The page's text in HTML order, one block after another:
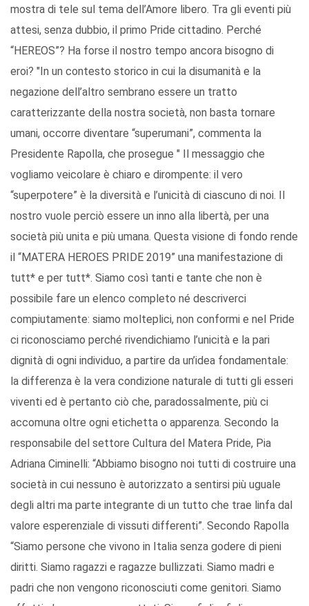
mostra di tele sul tema dell’Amore libero. Tra gli eventi più
attesi, senza dubbio, il primo Pride cittadino. Perché
“HEREOS”? Ha forse il nostro tempo ancora bisogno di
eroi? "In un contesto storico in cui la disumanità e la
negazione dell’altro sembrano essere un tratto
caratterizzante della nostra società, non basta tornare
umani, occorre diventare “superumani”, commenta la
Presidente Rapolla, che prosegue " Il messaggio che
vogliamo veicolare è chiaro e dirompente: il vero
“superpotere” è la diversità e l’unicità di ciascuno di noi. Il
nostro vuole perciò essere un inno alla libertà, per una
società più unita e più umana. Questa visione di fondo rende
il “MATERA HEROES PRIDE 2019” una manifestazione di
tutt* e per tutt*. Siamo così tanti e tante che non è
possibile fare un elenco completo né descriverci
compiutamente: siamo molteplici, non conformi e nel Pride
ci riconosciamo perché rivendichiamo l’unicità e la pari
dignità di ogni individuo, a partire da un’idea fondamentale:
la differenza è la vera condizione naturale di tutti gli esseri
viventi ed è pertanto ciò che, paradossalmente, più ci
accomuna oltre ogni etichetta o apparenza. Secondo la
responsabile del settore Cultura del Matera Pride, Pia
Adriana Ciminelli: “Abbiamo bisogno noi tutti di costruire una
società in cui nessuno è autorizzato a sentirsi più uguale
degli altri ma parte integrante di un tutto che trae linfa dal
valore esperenziale di vissuti differenti”. Secondo Rapolla
“Siamo persone che vivono in Italia senza godere di pieni
diritti. Siamo ragazzi e ragazze bullizzati. Siamo madri e
padri che non vengono riconosciuti come genitori. Siamo